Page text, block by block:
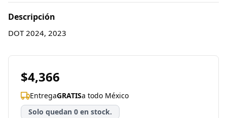
Descripción
DOT 2024, 2023
$4,366
EntregaGRATISa todo México
Solo quedan 0 en stock.